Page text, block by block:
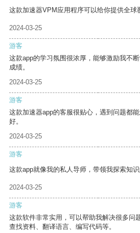
这款加速器VPM应用程序可以给你提供全球
2024-03-25
游客
这款app的学习氛围很浓厚，能够激励我不
成绩。
2024-03-25
游客
这款加速器app的客服很贴心，遇到问题都
好。
2024-03-25
游客
这款app就像我的私人导师，带领我探索知识
2024-03-25
游客
这款软件非常实用，可以帮助我解决很多问
查找资料、翻译语言、编写代码等。